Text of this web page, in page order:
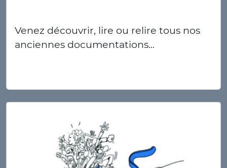
Venez découvrir, lire ou relire tous nos
anciennes documentations...